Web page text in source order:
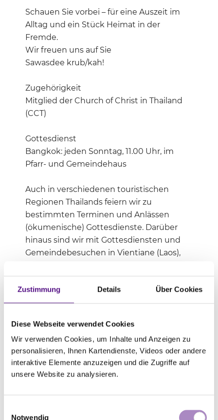
Zustimmung Details Über Cookies
Diese Webseite verwendet Cookies
Wir verwenden Cookies, um Inhalte und Anzeigen zu
personalisieren, Ihnen Kartendienste, Videos oder andere
interaktive Elemente anzuzeigen und die Zugriffe auf
unsere Website zu analysieren.
Notwendig
Schauen Sie vorbei – für eine Auszeit im
Alltag und ein Stück Heimat in der
Fremde.
Wir freuen uns auf Sie
Sawasdee krub/kah!
Zugehörigkeit
Mitglied der Church of Christ in Thailand
(CCT)
Gottesdienst
Bangkok: jeden Sonntag, 11.00 Uhr, im
Pfarr- und Gemeindehaus
Auch in verschiedenen touristischen
Regionen Thailands feiern wir zu
bestimmten Terminen und Anlässen
(ökumenische) Gottesdienste. Darüber
hinaus sind wir mit Gottesdiensten und
Gemeindebesuchen in Vientiane (Laos),
(Myanmar) präsent.
Alle aktuellen Orte und Zeiten finden Sie
Veröffentlichungen
Ein- bis zweimal im Monat digitaler
Newsletter, aktuelle Informationen und
Nachrichten über die Homepage